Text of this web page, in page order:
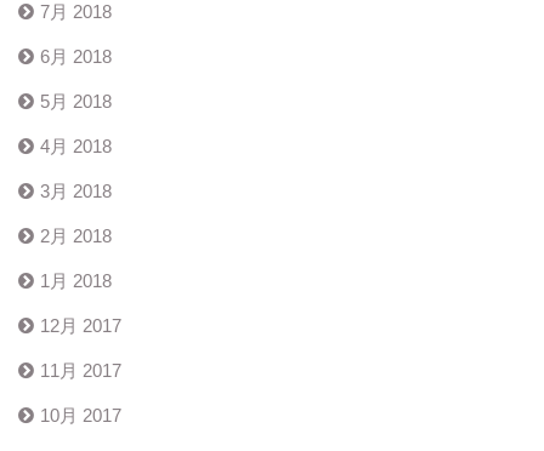
7月 2018
6月 2018
5月 2018
4月 2018
3月 2018
2月 2018
1月 2018
12月 2017
11月 2017
10月 2017